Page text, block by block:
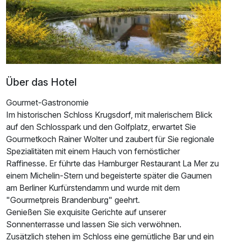
Zusatznächte
Für 2 Tage p.P. ab129,00 €
Doppelzimmer Executive Haupthaus
2 Erwachsene
Über das Hotel
Gourmet-Gastronomie
Im historischen Schloss Krugsdorf, mit malerischem Blick
auf den Schlosspark und den Golfplatz, erwartet Sie
Gourmetkoch Rainer Wolter und zaubert für Sie regionale
Spezialitäten mit einem Hauch von fernöstlicher
Raffinesse. Er führte das Hamburger Restaurant La Mer zu
einem Michelin-Stern und begeisterte später die Gaumen
am Berliner Kurfürstendamm und wurde mit dem
"Gourmetpreis Brandenburg" geehrt.
Genießen Sie exquisite Gerichte auf unserer
Sonnenterrasse und lassen Sie sich verwöhnen.
Zusätzlich stehen im Schloss eine gemütliche Bar und ein